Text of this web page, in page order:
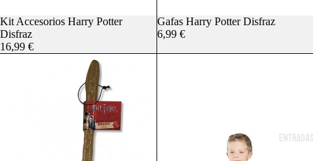
Kit Accesorios Harry Potter
Disfraz
16,99 €
Gafas Harry Potter Disfraz
6,99 €